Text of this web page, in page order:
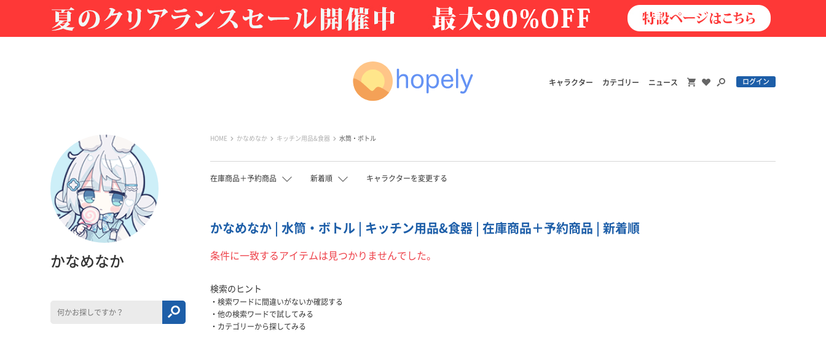
キャラクター カテゴリー ニュース ログイン
HOME かなめなか キッチン用品&食器 水筒・ボトル
在庫商品＋予約商品 新着順 キャラクターを変更する
かなめなか | 水筒・ボトル | キッチン用品&食器 | 在庫商品＋予約商品 | 新着順
条件に一致するアイテムは見つかりませんでした。
検索のヒント
検索ワードに間違いがないか確認する
他の検索ワードで試してみる
カテゴリーから探してみる
かなめなか